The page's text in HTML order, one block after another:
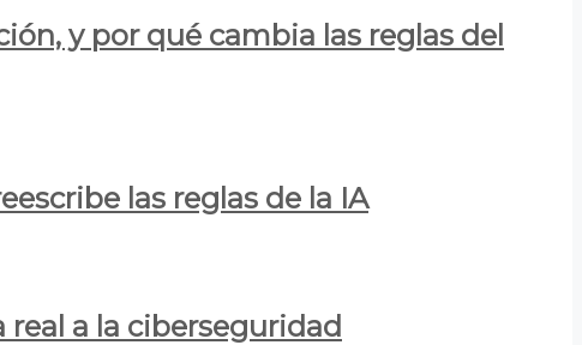
y por qué cambia las reglas del
las reglas de la IA
a la ciberseguridad